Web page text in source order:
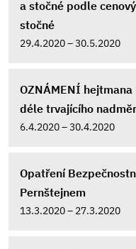
a stočné podle
stočné
29.4.2020 – 30.5.2020
OZNÁMENÍ
déle trvajícího
6.4.2020 – 30.4.2020
Opatření
Pernštejnem
13.3.2020 – 27.3.2020